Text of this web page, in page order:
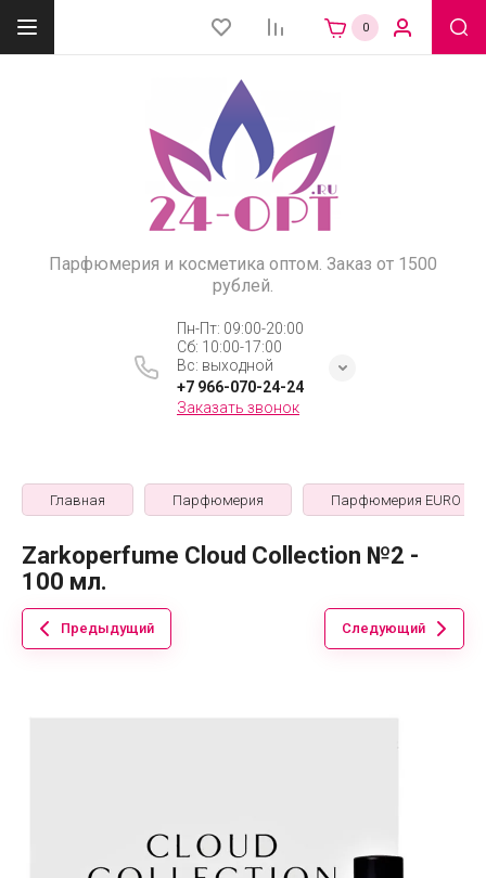
0
Парфюмерия и косметика оптом. Заказ от 1500
рублей.
Пн-Пт: 09:00-20:00
Сб: 10:00-17:00
Вс: выходной
+7 966-070-24-24
Заказать звонок
Главная Парфюмерия Парфюмерия EURO
Zarkoperfume Cloud Collection №2 -
100 мл.
Предыдущий Следующий